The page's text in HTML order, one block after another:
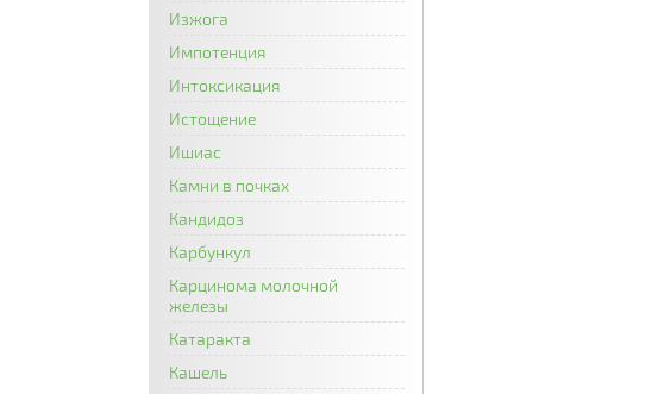
Изжога
Импотенция
Интоксикация
Истощение
Ишиас
Камни в почках
Кандидоз
Карбункул
Карцинома молочной
железы
Катаракта
Кашель